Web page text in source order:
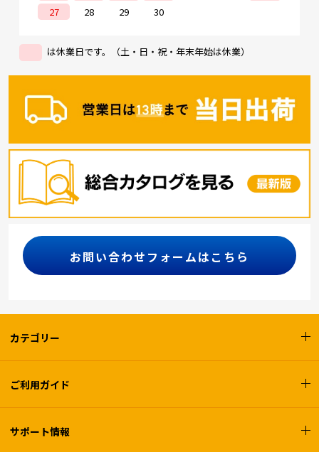
27
28 29 30
は休業日です。（土・日・祝・年末年始は休業）
お問い合わせフォームはこちら
カテゴリー
ご利用ガイド
サポート情報